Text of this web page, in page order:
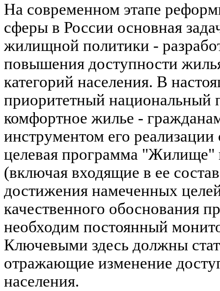
На современном этапе
сферы в России основная
жилищной политики -
повышения доступности
категорий населения. В
приоритетный национальный
комфортное жилье -
инструментом его
целевая программа "Жилище"
(включая входящие в ее
достижения намеченных
качественного обоснования
необходим постоянный
Ключевыми здесь должны
отражающие изменение
населения.